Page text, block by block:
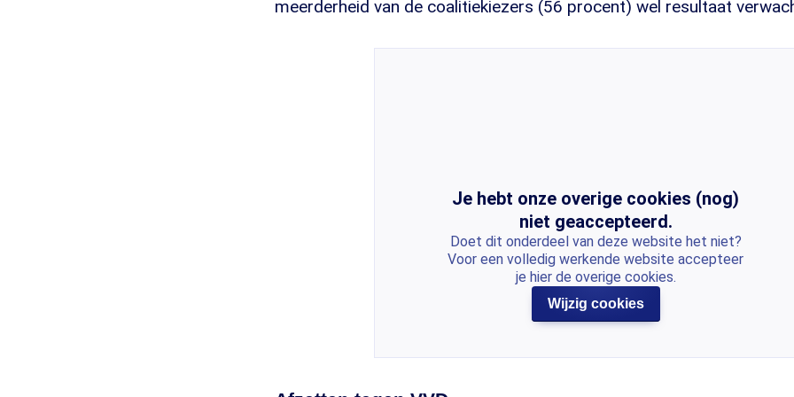
meerderheid van de coalitiekiezers (56 procent) wel resultaat
Je hebt onze overige cookies (nog)
niet geaccepteerd.
Doet dit onderdeel van deze website het niet?
Voor een volledig werkende website accepteer
je hier de overige cookies.
Wijzig cookies